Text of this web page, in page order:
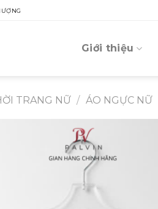
Giới thiệu
TRANG NỮ / ÁO NGỰC NỮ